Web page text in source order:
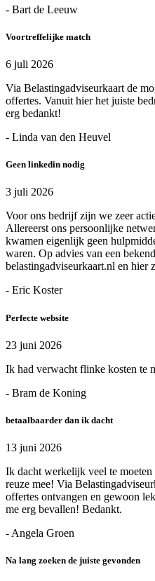
- Bart de Leeuw
Voortreffelijke match
6 juli 2026
Via Belastingadviseurkaart de
offertes. Vanuit hier het juiste
erg bedankt!
- Linda van den Heuvel
Geen linkedin nodig
3 juli 2026
Voor ons bedrijf zijn we zeer
Allereerst ons persoonlijke
kwamen eigenlijk geen
waren. Op advies van een
belastingadviseurkaart.nl en hier
- Eric Koster
Perfecte website
23 juni 2026
Ik had verwacht flinke kosten te
- Bram de Koning
betaalbaarder dan ik dacht
13 juni 2026
Ik dacht werkelijk veel te
reuze mee! Via
offertes ontvangen en gewoon
me erg bevallen! Bedankt.
- Angela Groen
Na lang zoeken de juiste gevonden